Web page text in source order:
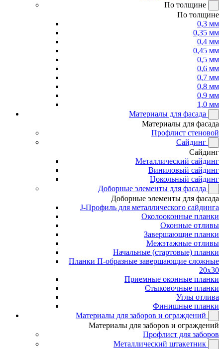
По толщине
По толщине
0,3 мм
0,35 мм
0,4 мм
0,45 мм
0,5 мм
0,6 мм
0,7 мм
0,8 мм
0,9 мм
1,0 мм
Материалы для фасада
Материалы для фасада
Профлист стеновой
Сайдинг
Сайдинг
Металлический сайдинг
Виниловый сайдинг
Цокольный сайдинг
Доборные элементы для фасада
Доборные элементы для фасада
J-Профиль для металлического сайдинга
Околооконные планки
Оконные отливы
Завершающие планки
Межэтажные отливы
Начальные (стартовые) планки
Планки П-образные завершающие сложные
20x30
Приемные оконные планки
Стыковочные планки
Углы отлива
Финишные планки
Материалы для заборов и ограждений
Материалы для заборов и ограждений
Профлист для заборов
Металлический штакетник